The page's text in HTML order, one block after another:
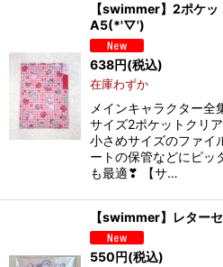
【swimmer】2ポケッ
A5(*'▽')
638円(税込)
在庫わずか
メインキャラクター全
サイズ2ポケットクリ
小さめサイズのファイ
ートの保管などにピッ
も最適❣ 【サ…
【swimmer】レター
550円(税込)